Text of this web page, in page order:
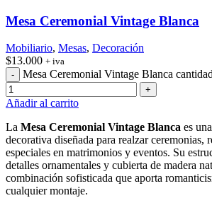
Mesa Ceremonial Vintage Blanca
Mobiliario, Mesas, Decoración
$13.000 + iva
Mesa Ceremonial Vintage Blanca cantidad
Añadir al carrito
La Mesa Ceremonial Vintage Blanca es
decorativa diseñada para realzar ceremonias,
especiales en matrimonios y eventos. Su
detalles ornamentales y cubierta de madera
combinación sofisticada que aporta
cualquier montaje.